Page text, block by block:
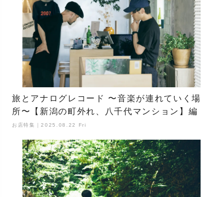
旅とアナログレコード 〜音楽が連れていく場
所〜【新潟の町外れ、八千代マンション】編
お店特集｜2025.08.22 Fri